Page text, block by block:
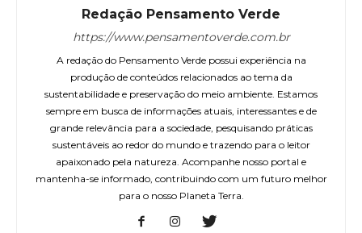
Redação Pensamento Verde
https://www.pensamentoverde.com.br
A redação do Pensamento Verde possui experiência na
produção de conteúdos relacionados ao tema da
sustentabilidade e preservação do meio ambiente. Estamos
sempre em busca de informações atuais, interessantes e de
grande relevância para a sociedade, pesquisando práticas
sustentáveis ao redor do mundo e trazendo para o leitor
apaixonado pela natureza. Acompanhe nosso portal e
mantenha-se informado, contribuindo com um futuro melhor
para o nosso Planeta Terra.